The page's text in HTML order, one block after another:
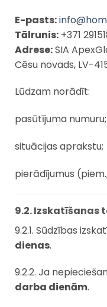
E-pasts:
Tālrunis: +371
Adrese:SIA
Cēsu novads, LV-
Lūdzam norādīt:
pasūtījuma numuru;
situācijas aprakstu;
pierādījumus
9.2. Izskatīšanas
9.2.1. Sūdzības
dienas.
9.2.2. Ja
darba dienām.